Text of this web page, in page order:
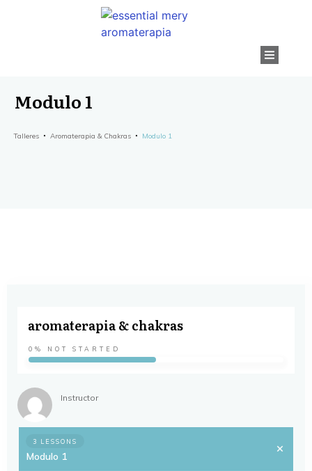
Modulo 1
Talleres Aromaterapia & Chakras Modulo 1
aromaterapia & chakras
0% NOT STARTED
Instructor
3 LESSONS
Modulo 1